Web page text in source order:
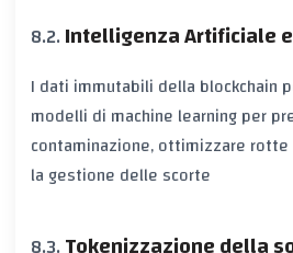
Intelligenza Artificiale
I dati immutabili della blockchain
modelli di machine learningper
contaminazione, ottimizzare
la gestione delle scorte